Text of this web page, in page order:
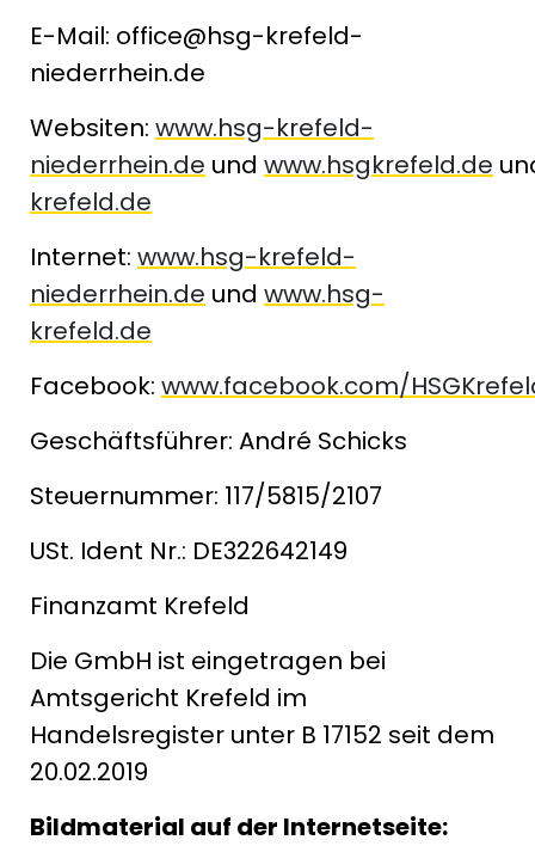
E-Mail: office@hsg-krefeld-
niederrhein.de
Websiten: www.hsg-krefeld-
niederrhein.de und www.hsgkrefeld.de
krefeld.de
Internet: www.hsg-krefeld-
niederrhein.de und www.hsg-
krefeld.de
Facebook: www.facebook.com/
Geschäftsführer: André Schicks
Steuernummer: 117/5815/2107
USt. Ident Nr.: DE322642149
Finanzamt Krefeld
Die GmbH ist eingetragen bei
Amtsgericht Krefeld im
Handelsregister unter B 17152 seit dem
20.02.2019
Bildmaterial auf der Internetseite: